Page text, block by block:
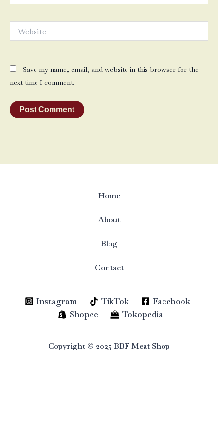
Save my name, email, and website in this browser for the
next time I comment.
Home
About
Blog
Contact
Instagram TikTok
Facebook
Shopee
Tokopedia
Copyright © 2025 BBF Meat Shop